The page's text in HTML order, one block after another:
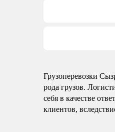
Грузоперевозки
рода грузов.
себя в качестве
клиентов,